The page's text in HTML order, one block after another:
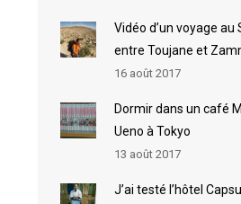
Vidéo d’un voyage au
entre Toujane et
16 août 2017
Dormir dans un café
Ueno à Tokyo
13 août 2017
J’ai testé l’hôtel